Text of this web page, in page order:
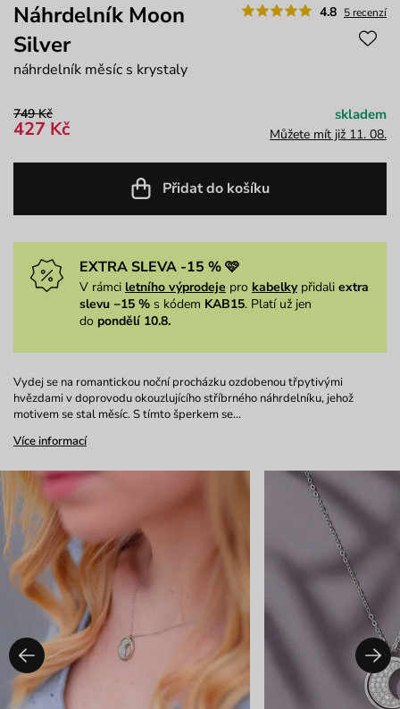
4.8 5 recenzí
Náhrdelník Moon
Silver
náhrdelník měsíc s krystaly
749 Kč
427 Kč
skladem
Můžete mít již 11. 08.
Přidat do košíku
EXTRA SLEVA -15 % 🩷
V rámci letního výprodeje pro kabelkypřidali extra
slevu −15 % s kódem KAB15. Platí už jen
do pondělí 10.8.
Vydej se na romantickou noční procházku ozdobenou třpytivými
hvězdami v doprovodu okouzlujícího stříbrného náhrdelníku, jehož
motivem se stal měsíc. S tímto šperkem se…
Více informací